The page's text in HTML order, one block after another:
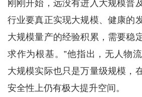
刚刚开始，远没有进入大规模普
行业要真正实现大规模、健康的
大规模量产的经验积累，需要稳
求作为根基。”他指出，无人物
大规模实际也只是万量级规模，
安全性上仍有极大提升空间。